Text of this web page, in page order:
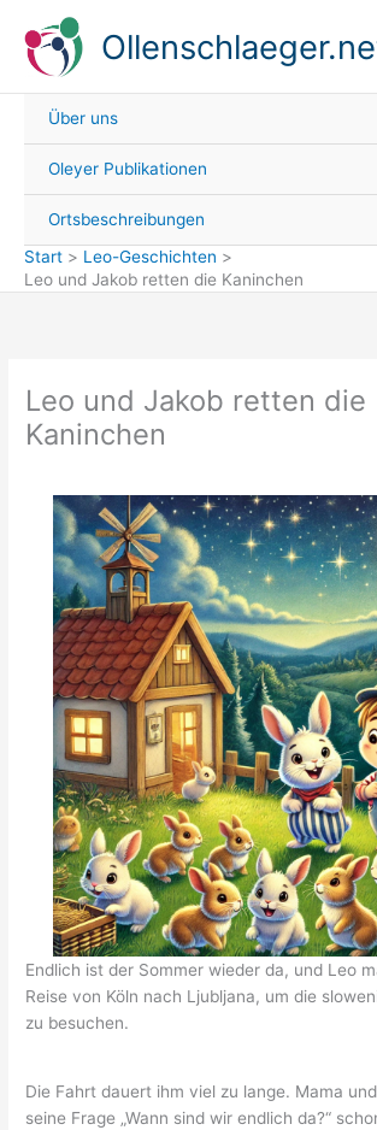
Inhalt
springen
Über uns
Oleyer Publikationen
Ortsbeschreibungen
Start
Leo-Geschichten
Leo und Jakob retten die Kaninchen
Leo und Jakob retten die
Kaninchen
Endlich ist der Sommer wieder da, und Leo
Reise von Köln nach Ljubljana, um die
zu besuchen.
Die Fahrt dauert ihm viel zu lange. Mama
seine Frage „Wann sind wir endlich da?“